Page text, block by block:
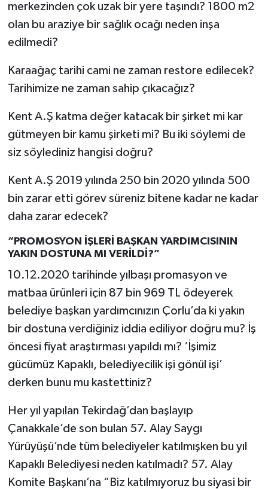
merkezinden çok uzak bir yere taşındı? 1800 m2
olan bu araziye bir sağlık ocağı neden inşa
edilmedi?
Karaağaç tarihi cami ne zaman restore edilecek?
Tarihimize ne zaman sahip çıkacağız?
Kent A.Ş katma değer katacak bir şirket mi kar
gütmeyen bir kamu şirketi mi? Bu iki söylemi de
siz söylediniz hangisi doğru?
Kent A.Ş 2019 yılında 250 bin 2020 yılında 500
bin zarar etti görev süreniz bitene kadar ne kadar
daha zarar edecek?
“PROMOSYON İŞLERİ BAŞKAN YARDIMCISININ
YAKIN DOSTUNA MI VERİLDİ?”
10.12.2020 tarihinde yılbaşı promasyon ve
matbaa ürünleri için 87 bin 969 TL ödeyerek
belediye başkan yardımcınızın Çorlu’da ki yakın
bir dostuna verdiğiniz iddia ediliyor doğru mu? İş
öncesi fiyat araştırması yapıldı mı? ‘İşimiz
gücümüz Kapaklı, belediyecilik işi gönül işi’
derken bunu mu kastettiniz?
Her yıl yapılan Tekirdağ’dan başlayıp
Çanakkale’de son bulan 57. Alay Saygı
Yürüyüşü’nde tüm belediyeler katılmışken bu yıl
Kapaklı Belediyesi neden katılmadı? 57. Alay
Komite Başkanı’na “Biz katılmıyoruz bu siyasi bir